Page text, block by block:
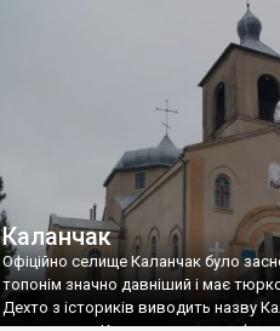
нинішньої Корсунки. Монастир
отримали на це дозвіл у
Каланчак
Офіційно селище Каланчак було
топонім значно давніший і має
Дехто з істориків виводить назву